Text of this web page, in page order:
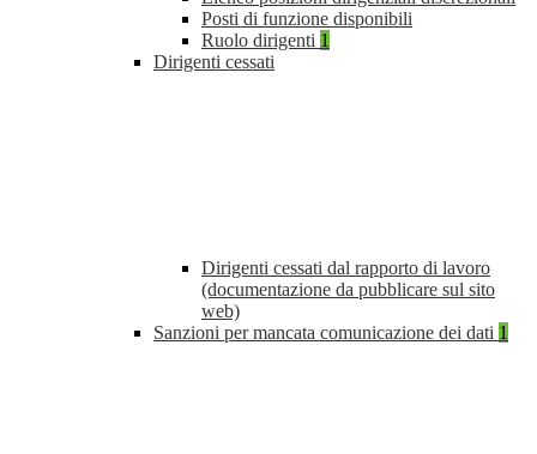
Posti di funzione disponibili
Ruolo dirigenti 1
Dirigenti cessati
Dirigenti cessati dal rapporto di lavoro
(documentazione da pubblicare sul sito
web)
Sanzioni per mancata comunicazione dei dati 1